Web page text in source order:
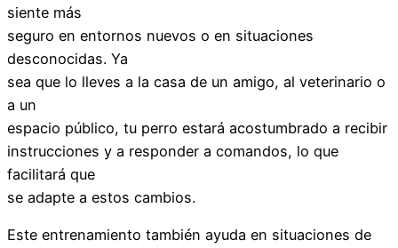
siente más
seguro en entornos nuevos o en situaciones
desconocidas. Ya
sea que lo lleves a la casa de un amigo, al veterinario o
a un
espacio público, tu perro estará acostumbrado a recibir
instrucciones y a responder a comandos, lo que
facilitará que
se adapte a estos cambios.
Este entrenamiento también ayuda en situaciones de